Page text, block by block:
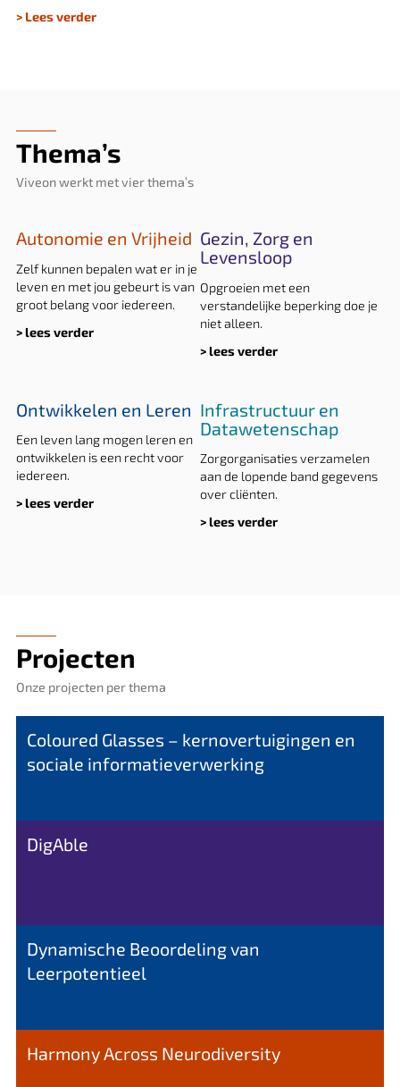
> Lees verder
Thema’s
Viveon werkt met vier thema’s
Autonomie en Vrijheid
Zelf kunnen bepalen wat er in je
leven en met jou gebeurt is van
groot belang voor iedereen.
> lees verder
Gezin, Zorg en
Levensloop
Opgroeien met een
verstandelijke beperking doe je
niet alleen.
> lees verder
Ontwikkelen en Leren
Een leven lang mogen leren en
ontwikkelen is een recht voor
iedereen.
> lees verder
Infrastructuur en
Datawetenschap
Zorgorganisaties verzamelen
aan de lopende band gegevens
over cliënten.
> lees verder
Projecten
Onze projecten per thema
Coloured Glasses – kernovertuigingen en
sociale informatieverwerking
DigAble
Dynamische Beoordeling van
Leerpotentieel
Harmony Across Neurodiversity